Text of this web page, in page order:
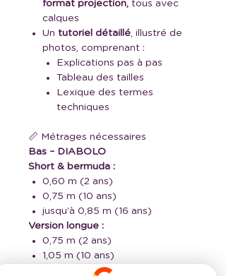
format projection, tous avec
calques
Un tutoriel détaillé, illustré de
photos, comprenant :
Explications pas à pas
Tableau des tailles
Lexique des termes
techniques
📏 Métrages nécessaires
Bas – DIABOLO
Short & bermuda :
0,60 m (2 ans)
0,75 m (10 ans)
jusqu’à 0,85 m (16 ans)
Version longue :
0,75 m (2 ans)
1,05 m (10 ans)
jusqu’à 1,30 m (16 ans)